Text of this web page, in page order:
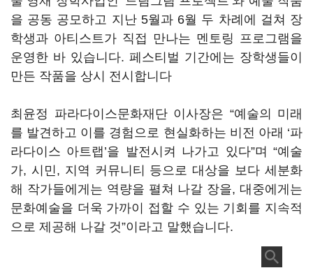
을 공동 공모하고 지난 5월과 6월 두 차례에 걸쳐 장
학생과 아티스트가 직접 만나는 멘토링 프로그램을
운영한 바 있습니다. 페스티벌 기간에는 장학생들이
만든 작품을 상시 전시합니다
최윤정 파라다이스문화재단 이사장은 “예술의 미래
를 발견하고 이를 경험으로 현실화하는 비전 아래 ‘파
라다이스 아트랩’을 발전시켜 나가고 있다”며 “예술
가, 시민, 지역 커뮤니티 등으로 대상을 보다 세분화
해 작가들에게는 역량을 펼쳐 나갈 장을, 대중에게는
문화예술을 더욱 가까이 접할 수 있는 기회를 지속적
으로 제공해 나갈 것”이라고 말했습니다.